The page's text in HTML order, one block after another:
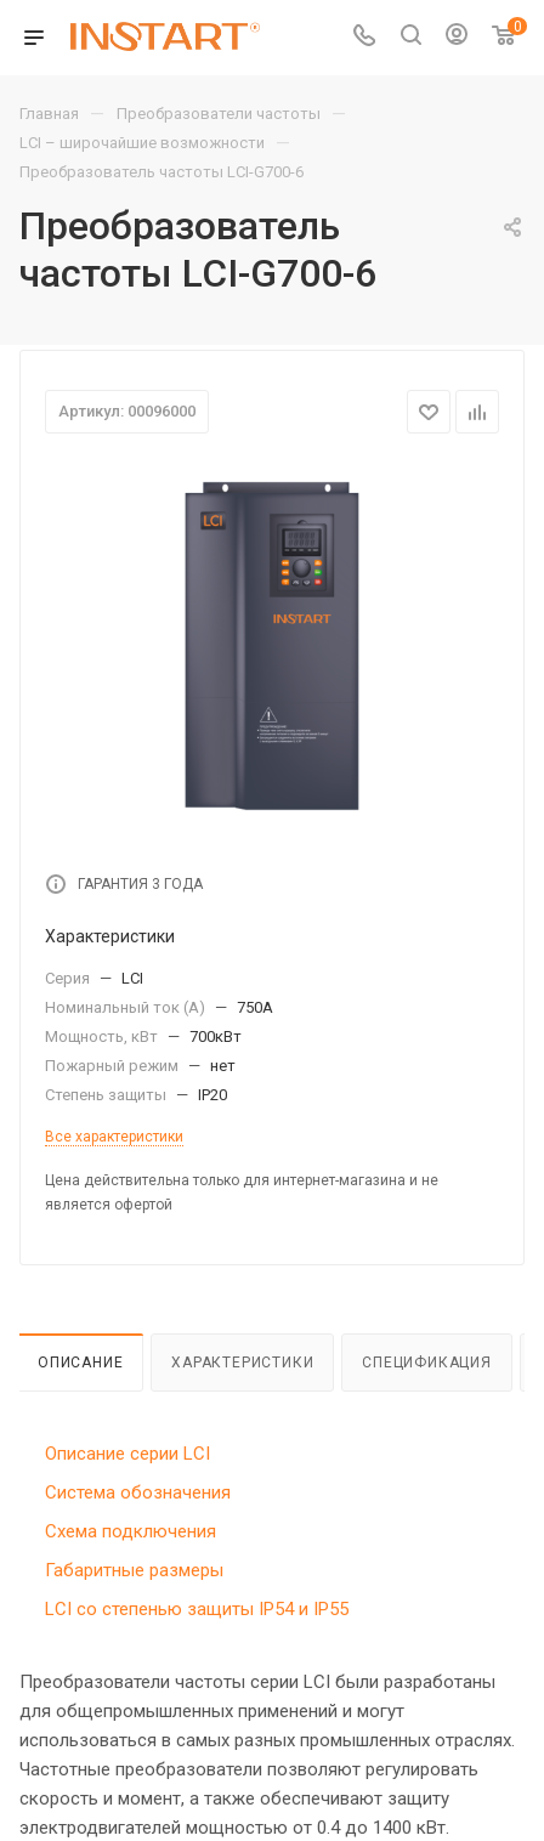
0
Главная — Преобразователи частоты —
LCI – широчайшие возможности —
Преобразователь частоты LCI-G700-6
Преобразователь
частоты LCI-G700-6
Артикул: 00096000
ГАРАНТИЯ 3 ГОДА
Характеристики
Серия — LCI
Номинальный ток (А)
— 750А
Мощность, кВт — 700кВт
Пожарный режим
— нет
Степень защиты
— IP20
Все характеристики
Цена действительна только для интернет-магазина и не
является офертой
ОПИСАНИЕ ХАРАКТЕРИСТИКИ СПЕЦИФИКАЦИЯ
Описание серии LCI
Система обозначения
Схема подключения
Габаритные размеры
LCI со степенью защиты IP54 и IP55
Преобразователи частоты серии LCI были разработаны
для общепромышленных применений и могут
использоваться в самых разных промышленных отраслях.
Частотные преобразователи позволяют регулировать
скорость и момент, а также обеспечивают защиту
электродвигателей мощностью от 0.4 до 1400 кВт.